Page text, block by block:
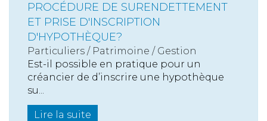
PROCÉDURE DE SURENDETTEMENT
ET PRISE D'INSCRIPTION
D'HYPOTHÈQUE?
Particuliers / Patrimoine / Gestion
Est-il possible en pratique pour un
créancier de d’inscrire une hypothèque
su...
Lire la suite